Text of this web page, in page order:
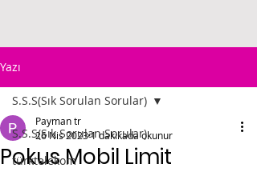
Yazı
S.S.S(Sık Sorulan Sorular)
türktelekom
S.S.S(Sık Sorulan Sorular)
Pokus Mobil Limit
Payman tr
26 Nis 20231 dakikada okunur